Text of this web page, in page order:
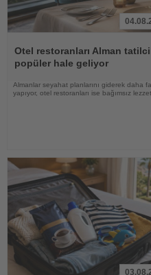
Oku
Otel restoranları Alman
popüler hale geliyor
Almanlar seyahat planlarını giderek daha
yapıyor, otel restoranları ise bağımsız